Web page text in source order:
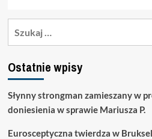
Ostatnie wpisy
Słynny strongman zamieszany w
doniesienia w sprawie Mariusza P.
Eurosceptyczna twierdza w